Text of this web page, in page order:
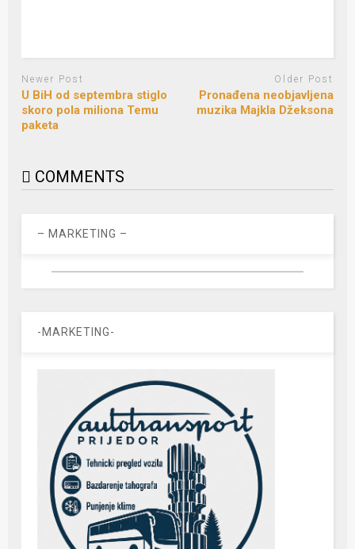
Newer Post
U BiH od septembra stiglo
skoro pola miliona Temu
paketa
Older Post
Pronađena neobjavljena
muzika Majkla Džeksona
COMMENTS
– MARKETING –
-MARKETING-